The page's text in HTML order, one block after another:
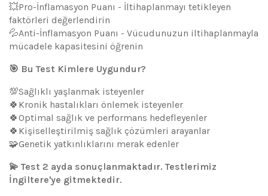
💥Pro-İnflamasyon Puanı - İltihaplanmayı tetikleyen
faktörleri değerlendirin
💦Anti-İnflamasyon Puanı - Vücudunuzun iltihaplanmayla
mücadele kapasitesini öğrenin
🎯 Bu Test Kimlere Uygundur?
💯Sağlıklı yaşlanmak isteyenler
🍀Kronik hastalıkları önlemek isteyenler
🍀Optimal sağlık ve performans hedefleyenler
🍀Kişiselleştirilmiş sağlık çözümleri arayanlar
🧩Genetik yatkınlıklarını merak edenler
💫 Test 2 ayda sonuçlanmaktadır. Testlerimiz
İngiltere'ye gitmektedir.